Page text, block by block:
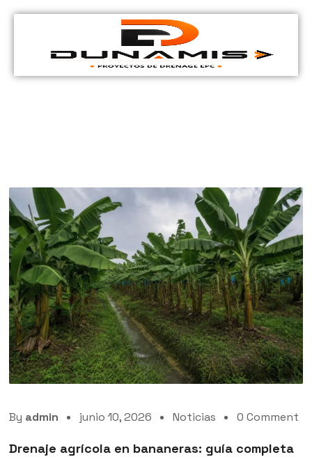
By admin junio 10, 2026 Noticias 0 Comment
Drenaje agrícola en bananeras: guía completa